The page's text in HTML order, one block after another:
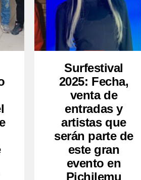
Surfestival
2025: Fecha,
venta de
entradas y
artistas que
serán parte de
este gran
evento en
Pichilemu